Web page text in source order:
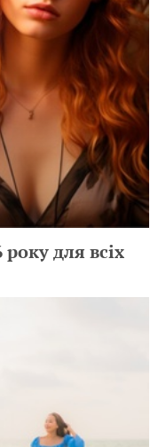
для всіх